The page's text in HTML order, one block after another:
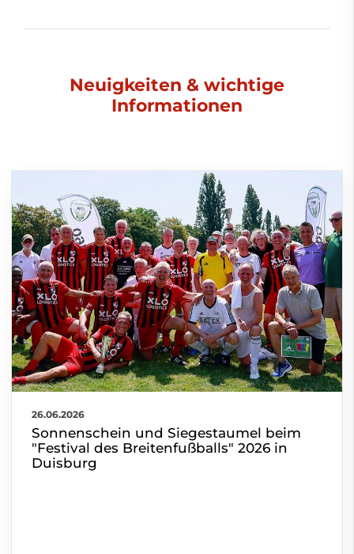
Neuigkeiten & wichtige
Informationen
26.06.2026
Sonnenschein und Siegestaumel beim
"Festival des Breitenfußballs" 2026 in
Duisburg